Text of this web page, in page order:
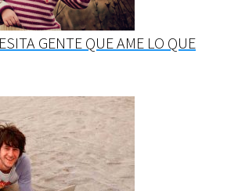
GENTE QUE AME LO QUE